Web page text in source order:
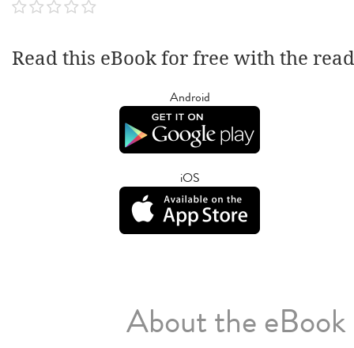
Read this eBook for free with the
Android
iOS
About the eBook